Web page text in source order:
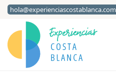
hola@experienciascostablanca.com